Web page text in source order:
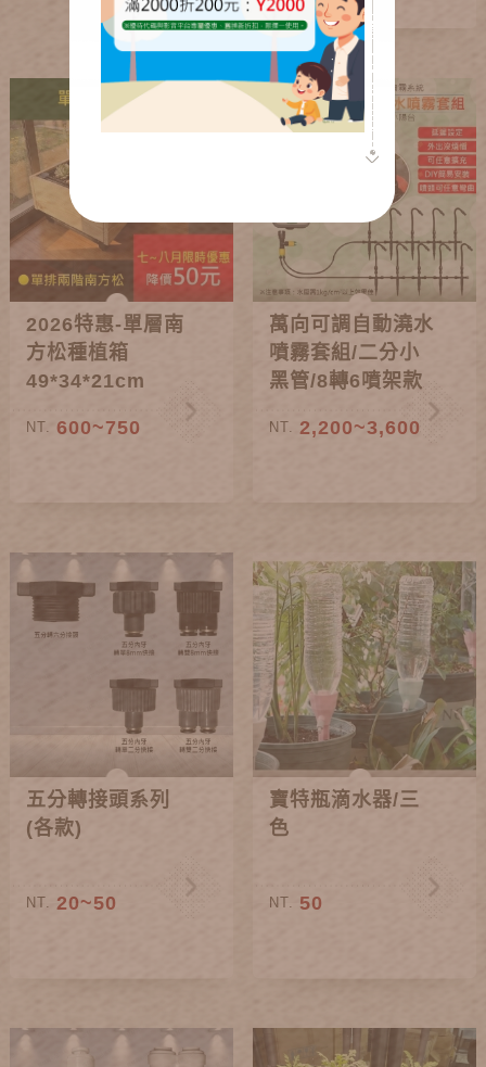
2026特惠-單層南
方松種植箱
49*34*21cm
NT. 600~750
萬向可調自動澆水
噴霧套組/二分小
黑管/8轉6噴架款
NT. 2,200~3,600
五分轉接頭系列
(各款)
NT. 20~50
寶特瓶滴水器/三
色
NT. 50